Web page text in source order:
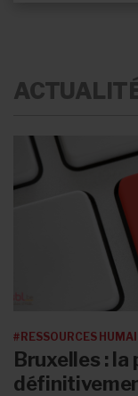
#RESSOURCES
Bruxelles :